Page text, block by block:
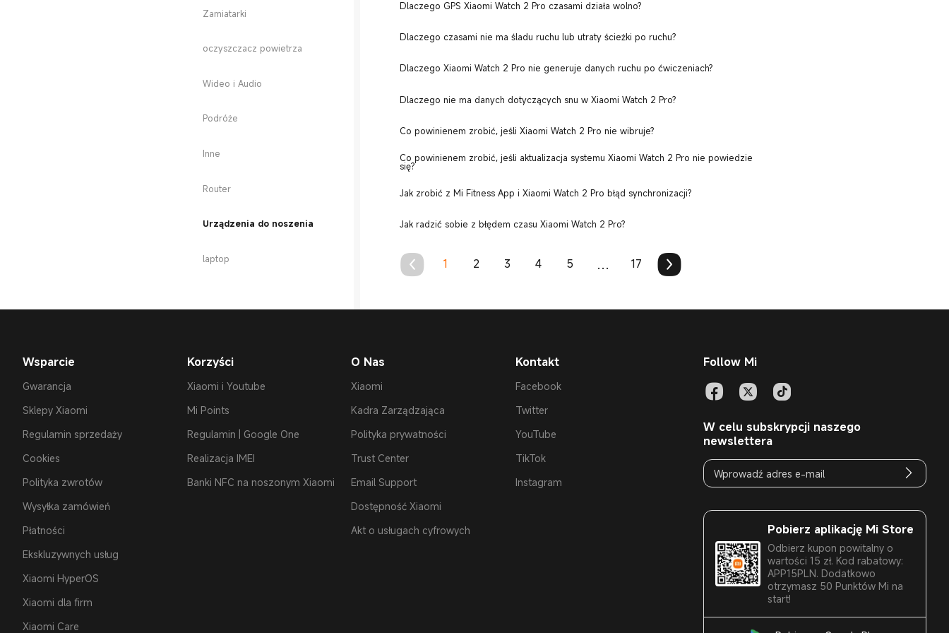
Zamiatarki
oczyszczacz powietrza
Wideo i Audio
Podróże
Inne
Router
Urządzenia do noszenia
laptop
Dlaczego GPS Xiaomi Watch 2 Pro czasami działa wolno?
Dlaczego czasami nie ma śladu ruchu lub utraty ścieżki po ruchu?
Dlaczego Xiaomi Watch 2 Pro nie generuje danych ruchu po ćwiczeniach?
Dlaczego nie ma danych dotyczących snu w Xiaomi Watch 2 Pro?
Co powinienem zrobić, jeśli Xiaomi Watch 2 Pro nie wibruje?
Co powinienem zrobić, jeśli aktualizacja systemu Xiaomi Watch 2 Pro nie powiedzie
się?
Jak zrobić z Mi Fitness App i Xiaomi Watch 2 Pro błąd synchronizacji?
Jak radzić sobie z błędem czasu Xiaomi Watch 2 Pro?
1 2 3 4 5 ... 17
Wsparcie
Gwarancja
Sklepy Xiaomi
Regulamin sprzedaży
Cookies
Polityka zwrotów
Wysyłka zamówień
Płatności
Ekskluzywnych usług
Xiaomi HyperOS
Xiaomi dla firm
Xiaomi Care
Korzyści
Xiaomi i Youtube
Mi Points
Regulamin | Google One
Realizacja IMEI
Banki NFC na noszonym Xiaomi
O Nas
Xiaomi
Kadra Zarządzająca
Polityka prywatności
Trust Center
Email Support
Dostępność Xiaomi
Akt o usługach cyfrowych
Kontakt
Facebook
Twitter
YouTube
TikTok
Instagram
Follow Mi
W celu subskrypcji naszego
newslettera
Pobierz aplikację Mi Store
Odbierz kupon powitalny o
wartości 15 zł. Kod rabatowy:
APP15PLN. Dodatkowo
otrzymasz 50 Punktów Mi na
start!